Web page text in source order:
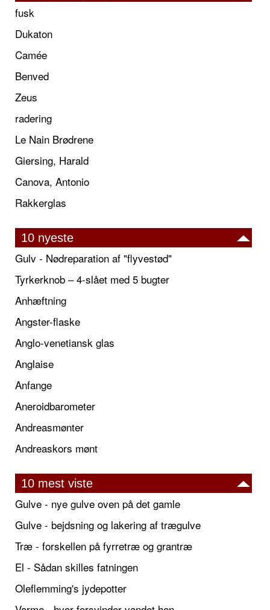
fusk
Dukaton
Camée
Benved
Zeus
radering
Le Nain Brødrene
Giersing, Harald
Canova, Antonio
Rakkerglas
10 nyeste
Gulv - Nødreparation af "flyvestød"
Tyrkerknob – 4-slået med 5 bugter
Anhæftning
Angster-flaske
Anglo-venetiansk glas
Anglaise
Anfange
Aneroidbarometer
Andreasmønter
Andreaskors mønt
10 mest viste
Gulve - nye gulve oven på det gamle
Gulve - bejdsning og lakering af trægulve
Træ - forskellen på fyrretræ og grantræ
El - Sådan skilles fatningen
Oleflemming's jydepotter